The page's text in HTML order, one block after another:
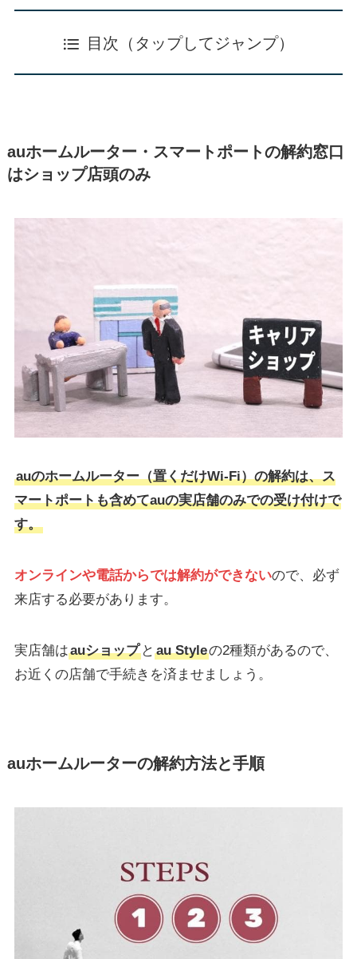
目次（タップしてジャンプ）
auホームルーター・スマートポートの解約窓口
はショップ店頭のみ
auのホームルーター（置くだけWi-Fi）の解約は、ス
マートポートも含めてauの実店舗のみでの受け付けで
す。
オンラインや電話からでは解約ができないので、必ず
来店する必要があります。
実店舗はauショップと au Styleの2種類があるので、
お近くの店舗で手続きを済ませましょう。
auホームルーターの解約方法と手順